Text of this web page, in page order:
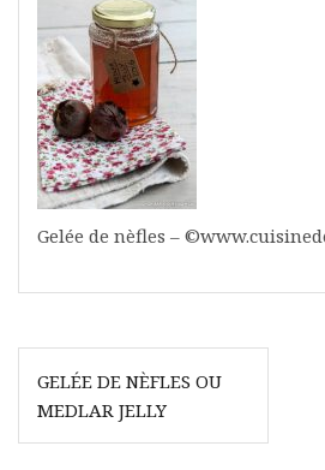
Gelée de nèfles –
Navigation
de
l’article
GELÉE DE NÈFLES OU
MEDLAR JELLY